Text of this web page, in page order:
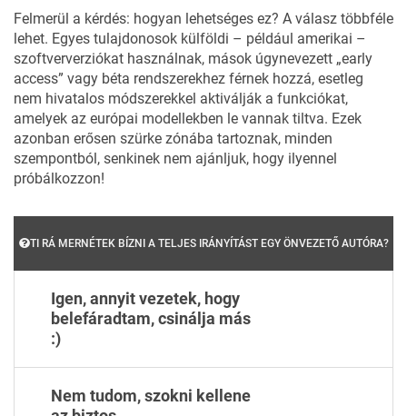
Felmerül a kérdés: hogyan lehetséges ez? A válasz többféle
lehet. Egyes tulajdonosok külföldi – például amerikai –
szoftververziókat használnak, mások úgynevezett „early
access” vagy béta rendszerekhez férnek hozzá, esetleg
nem hivatalos módszerekkel aktiválják a funkciókat,
amelyek az európai modellekben le vannak tiltva. Ezek
azonban erősen szürke zónába tartoznak, minden
szempontból, senkinek nem ajánljuk, hogy ilyennel
próbálkozzon!
TI RÁ MERNÉTEK BÍZNI A TELJES IRÁNYÍTÁST EGY ÖNVEZETŐ AUTÓRA?
Igen, annyit vezetek, hogy
belefáradtam, csinálja más
:)
Nem tudom, szokni kellene